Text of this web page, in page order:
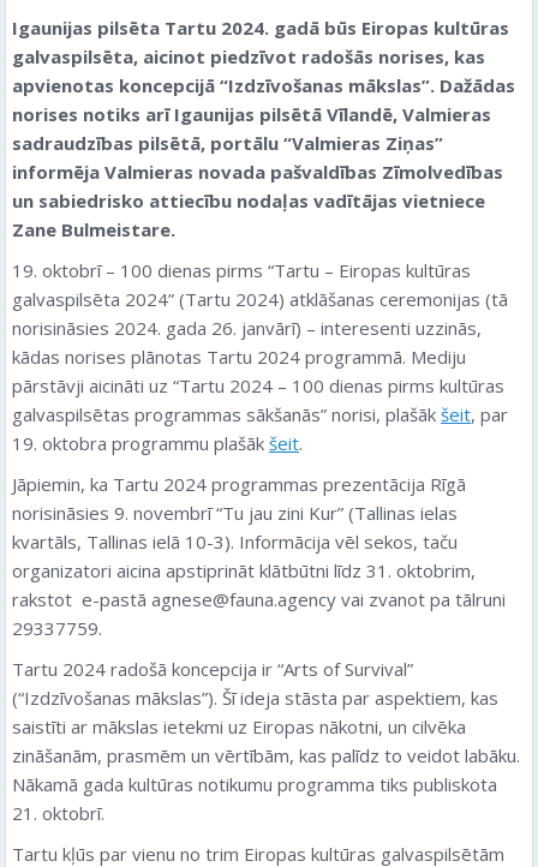
Igaunijas pilsēta Tartu 2024. gadā būs Eiropas kultūras
galvaspilsēta, aicinot piedzīvot radošās norises, kas
apvienotas koncepcijā “Izdzīvošanas mākslas”. Dažādas
norises notiks arī Igaunijas pilsētā Vīlandē, Valmieras
sadraudzības pilsētā, portālu “Valmieras Ziņas”
informēja Valmieras novada pašvaldības Zīmolvedības
un sabiedrisko attiecību nodaļas vadītājas vietniece
Zane Bulmeistare.
19. oktobrī – 100 dienas pirms “Tartu – Eiropas kultūras
galvaspilsēta 2024” (Tartu 2024) atklāšanas ceremonijas (tā
norisināsies 2024. gada 26. janvārī) – interesenti uzzinās,
kādas norises plānotas Tartu 2024 programmā. Mediju
pārstāvji aicināti uz “Tartu 2024 – 100 dienas pirms kultūras
galvaspilsētas programmas sākšanās” norisi, plašāk šeit, par
19. oktobra programmu plašāk šeit.
Jāpiemin, ka Tartu 2024 programmas prezentācija Rīgā
norisināsies 9. novembrī “Tu jau zini Kur” (Tallinas ielas
kvartāls, Tallinas ielā 10-3). Informācija vēl sekos, taču
organizatori aicina apstiprināt klātbūtni līdz 31. oktobrim,
rakstot e-pastā agnese@fauna.agency vai zvanot pa tālruni
29337759.
Tartu 2024 radošā koncepcija ir “Arts of Survival”
(“Izdzīvošanas mākslas”). Šī ideja stāsta par aspektiem, kas
saistīti ar mākslas ietekmi uz Eiropas nākotni, un cilvēka
zināšanām, prasmēm un vērtībām, kas palīdz to veidot labāku.
Nākamā gada kultūras notikumu programma tiks publiskota
21. oktobrī.
Tartu kļūs par vienu no trim Eiropas kultūras galvaspilsētām